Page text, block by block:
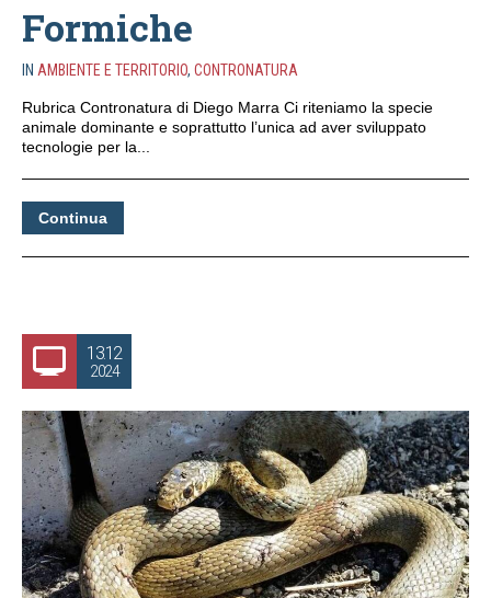
Formiche
IN AMBIENTE E TERRITORIO, CONTRONATURA
Rubrica Contronatura di Diego Marra Ci riteniamo la specie
animale dominante e soprattutto l’unica ad aver sviluppato
tecnologie per la...
Continua
13.12
2024